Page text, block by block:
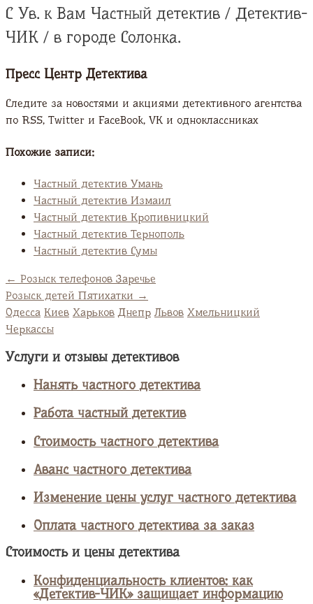
С Ув. к Вам Частный детектив / Детектив-
ЧИК / в городе Солонка.
Пресс Центр Детектива
Следите за новостями и акциями детективного агентства
по RSS, Twitter и FaсeBook, VK и одноклассниках
Похожие записи:
Частный детектив Умань
Частный детектив Измаил
Частный детектив Кропивницкий
Частный детектив Тернополь
Частный детектив Сумы
← Розыск телефонов Заречье
Розыск детей Пятихатки →
Одесса Киев Харьков Днепр Львов Хмельницкий
Черкассы
Услуги и отзывы детективов
Нанять частного детектива
Работа частный детектив
Стоимость частного детектива
Аванс частного детектива
Изменение цены услуг частного детектива
Оплата частного детектива за заказ
Стоимость и цены детектива
Конфиденциальность клиентов: как
«Детектив-ЧИК» защищает информацию